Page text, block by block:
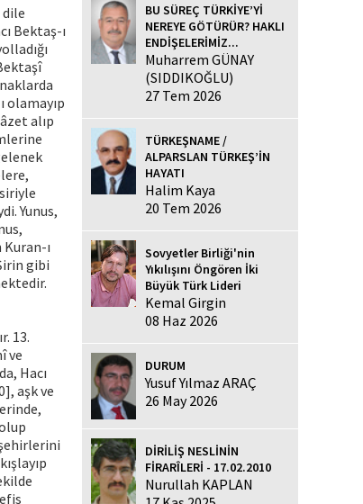
dile
Bektaş-ı
olamayıp
alıp
Yunus,
ı
gibi
13.
ve
Hacı
aşk ve
BU SÜREÇ TÜRKİYE’Yİ
NEREYE GÖTÜRÜR? HAKLI
ENDİŞELERİMİZ...
Muharrem GÜNAY
(SIDDIKOĞLU)
27 Tem 2026
TÜRKEŞNAME /
ALPARSLAN TÜRKEŞ’İN
HAYATI
Halim Kaya
20 Tem 2026
Sovyetler Birliği'nin
Yıkılışını Öngören İki
Büyük Türk Lideri
Kemal Girgin
08 Haz 2026
DURUM
Yusuf Yılmaz ARAÇ
26 May 2026
DİRİLİŞ NESLİNİN
FİRARÎLERİ - 17.02.2010
Nurullah KAPLAN